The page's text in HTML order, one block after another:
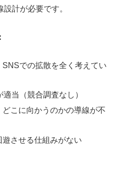
計が必要です。
での拡散を全く考えてい
当（競合調査なし）
こに向かうのかの導線が不
させる仕組みがない